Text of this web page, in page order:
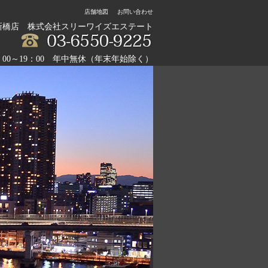
店舗地図 お問い合わせ
橋店 株式会社スリーワイズエステート
00～19：00 年中無休（年末年始除く）